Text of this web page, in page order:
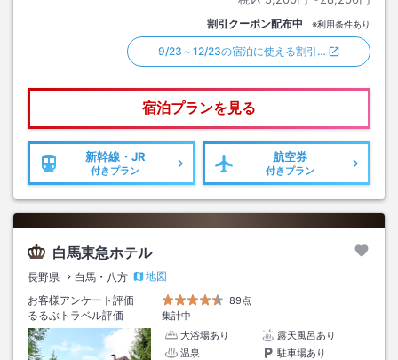
割引クーポン配布中 ※利用条件あり
9/23～12/23の宿泊に使える割引…
宿泊プランを見る
新幹線・JR
付きプラン
航空券
付きプラン
白馬東急ホテル
長野県 白馬・八方
地図
お客様アンケート評価
89点
るるぶトラベル評価
集計中
大浴場あり
露天風呂あり
温泉
駐車場あり